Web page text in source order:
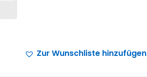
Zur Wunschliste hinzufügen